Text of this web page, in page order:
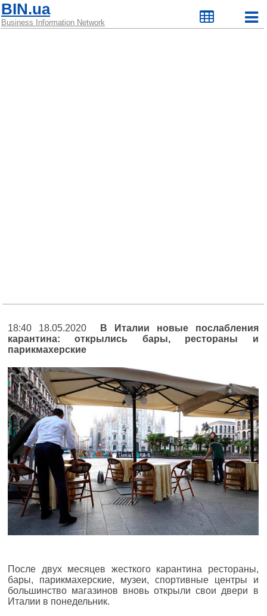
BIN.ua
Business Information Network
18:40 18.05.2020
В Италии новые послабления
карантина: открылись бары, рестораны и
парикмахерские
После двух месяцев жесткого карантина рестораны,
бары, парикмахерские, музеи, спортивные центры и
большинство магазинов вновь открыли свои двери в
Италии в понедельник.